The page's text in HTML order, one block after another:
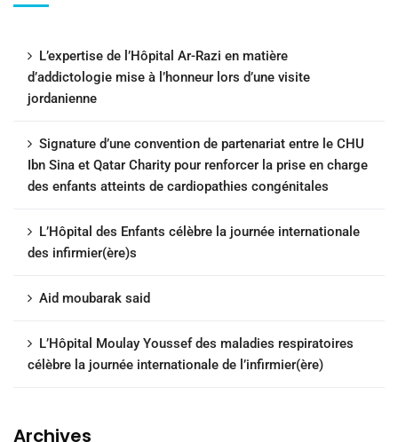
L’expertise de l’Hôpital Ar-Razi en matière
d’addictologie mise à l’honneur lors d’une visite
jordanienne
Signature d’une convention de partenariat entre le CHU
Ibn Sina et Qatar Charity pour renforcer la prise en charge
des enfants atteints de cardiopathies congénitales
L’Hôpital des Enfants célèbre la journée internationale
des infirmier(ère)s
Aid moubarak said
L’Hôpital Moulay Youssef des maladies respiratoires
célèbre la journée internationale de l’infirmier(ère)
Archives